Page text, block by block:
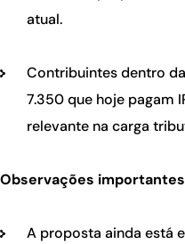
atual.
Contribuintes dentro
7.350 que hoje pagam
relevante na carga
Observações importantes
A proposta ainda está